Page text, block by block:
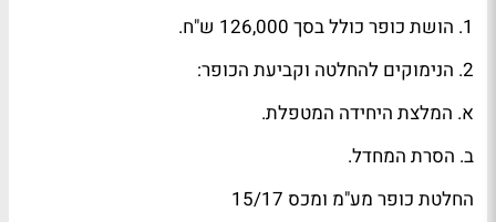
1. הושת כופר כולל בסך 126,000 ש"ח.
2. הנימוקים להחלטה וקביעת הכופר:
א. המלצת היחידה המטפלת.
ב. הסרת המחדל.
החלטת כופר מע"מ ומכס 15/17